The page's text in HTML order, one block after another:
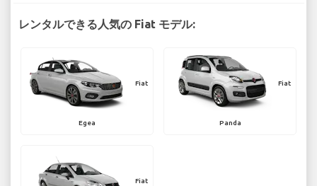
レンタルできる人気の Fiat モデル:
Fiat
Egea
Fiat
Panda
Fiat